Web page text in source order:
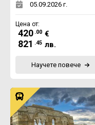
05.09.2026 г.
Цена от:
420 .00 €
821 .45 лв.
Научете повече